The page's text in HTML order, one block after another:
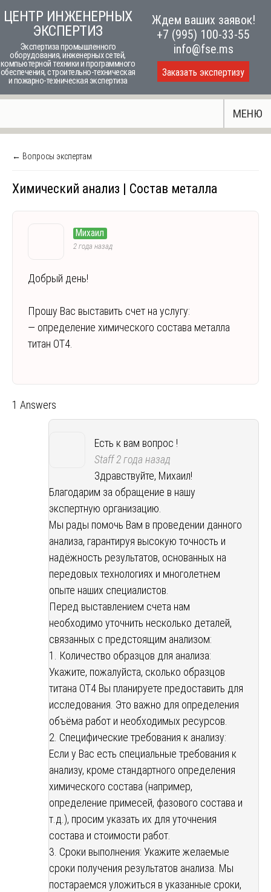
to
content
ЦЕНТР ИНЖЕНЕРНЫХ
ЭКСПЕРТИЗ
Экспертиза промышленного
оборудования, инженерных сетей,
компьютерной техники и программного
обеспечения, строительно-техническая
и пожарно-техническая экспертиза
Ждем ваших заявок!
+7 (995) 100-33-55
info@fse.ms
Заказать экспертизу
МЕНЮ
← Вопросы экспертам
Химический анализ | Состав металла
Михаил
2 года назад
Добрый день!
Прошу Вас выставить счет на услугу:
— определение химического состава металла
титан ОТ4.
1 Answers
Есть к вам вопрос !
Staff2 года назад
Здравствуйте, Михаил!
Благодарим за обращение в нашу
экспертную организацию.
Мы рады помочь Вам в проведении данного
анализа, гарантируя высокую точность и
надёжность результатов, основанных на
передовых технологиях и многолетнем
опыте наших специалистов.
Перед выставлением счета нам
необходимо уточнить несколько деталей,
связанных с предстоящим анализом:
1. Количество образцов для анализа:
Укажите, пожалуйста, сколько образцов
титана ОТ4 Вы планируете предоставить для
исследования. Это важно для определения
объёма работ и необходимых ресурсов.
2. Специфические требования к анализу:
Если у Вас есть специальные требования к
анализу, кроме стандартного определения
химического состава (например,
определение примесей, фазового состава и
т.д.), просим указать их для уточнения
состава и стоимости работ.
3. Сроки выполнения: Укажите желаемые
сроки получения результатов анализа. Мы
постараемся уложиться в указанные сроки,